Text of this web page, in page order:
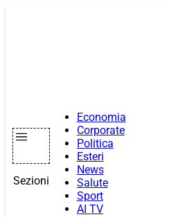
Sezioni
Economia
Corporate
Politica
Esteri
News
Salute
Sport
AI TV